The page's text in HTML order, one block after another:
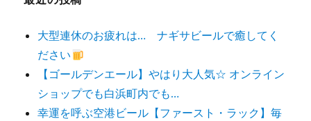
大型連休のお疲れは… ナギサビールで癒してく
ださい
【ゴールデンエール】やはり大人気☆ オンライン
ショップでも白浜町内でも…
幸運を呼ぶ空港ビール【ファースト・ラック】毎